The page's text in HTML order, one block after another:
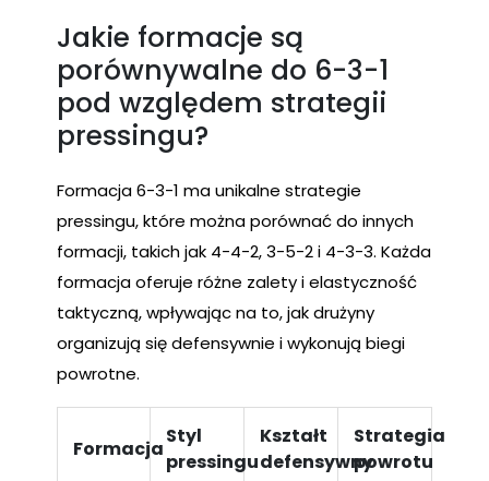
Jakie formacje są
porównywalne do 6-3-1
pod względem strategii
pressingu?
Formacja 6-3-1 ma unikalne strategie
pressingu, które można porównać do innych
formacji, takich jak 4-4-2, 3-5-2 i 4-3-3. Każda
formacja oferuje różne zalety i elastyczność
taktyczną, wpływając na to, jak drużyny
organizują się defensywnie i wykonują biegi
powrotne.
Formacja
Styl
pressingu
Kształt
defensywny
Strategia
powrotu